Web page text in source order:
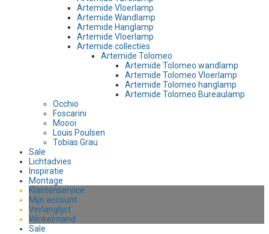
Artemide Vloerlamp
Artemide Wandlamp
Artemide Hanglamp
Artemide Vloerlamp
Artemide collecties
Artemide Tolomeo
Artemide Tolomeo wandlamp
Artemide Tolomeo Vloerlamp
Artemide Tolomeo hanglamp
Artemide Tolomeo Bureaulamp
Occhio
Foscarini
Moooi
Louis Poulsen
Tobias Grau
Sale
Lichtadvies
Inspiratie
Montage
Klantenservice
Mijn account
Verlanglijst
Winkelmand
Sale